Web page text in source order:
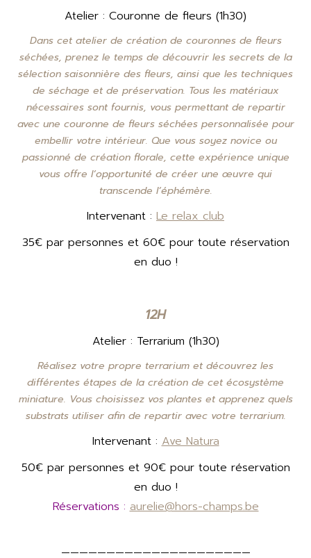
Atelier : Couronne de fleurs (1h30)
Dans cet atelier de création de couronnes de fleurs
séchées, prenez le temps de découvrir les secrets de la
sélection saisonnière des fleurs, ainsi que les techniques
de séchage et de préservation. Tous les matériaux
nécessaires sont fournis, vous permettant de repartir
avec une couronne de fleurs séchées personnalisée pour
embellir votre intérieur. Que vous soyez novice ou
passionné de création florale, cette expérience unique
vous offre l’opportunité de créer une œuvre qui
transcende l’éphémère.
Intervenant : Le relax club
35€ par personnes et 60€ pour toute réservation
en duo !
12H
Atelier : Terrarium (1h30)
Réalisez votre propre terrarium et découvrez les
différentes étapes de la création de cet écosystème
miniature. Vous choisissez vos plantes et apprenez quels
substrats utiliser afin de repartir avec votre terrarium.
Intervenant : Ave Natura
50€ par personnes et 90€ pour toute réservation
en duo !
Réservations : aurelie@hors-champs.be
—————————————————————